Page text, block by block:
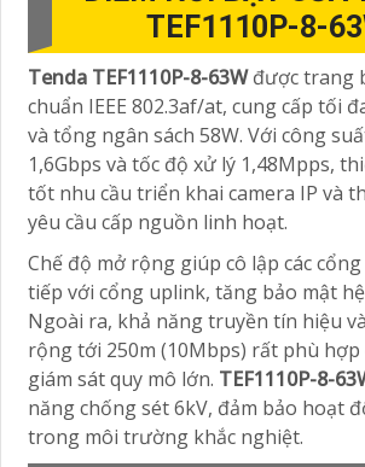
TEF1110P-8-
Tenda TEF1110P-8-63Wđược trang
chuẩn IEEE 802.3af/at, cung cấp tối
và tổng ngân sách 58W. Với công
1,6Gbps và tốc độ xử lý 1,48Mpps,
tốt nhu cầu triển khai camera IP và
yêu cầu cấp nguồn linh hoạt.
Chế độ mở rộng giúp cô lập các
tiếp với cổng uplink, tăng bảo mật
Ngoài ra, khả năng truyền tín hiệu
rộng tới 250m (10Mbps) rất phù
giám sát quy mô lớn. TEF1110P-8-
năng chống sét 6kV, đảm bảo hoạt
trong môi trường khắc nghiệt.